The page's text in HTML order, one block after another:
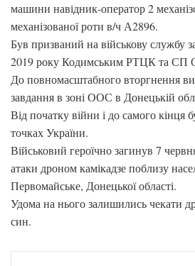
машини навідник-оператор 2
механізованої роти в/ч А2896.
Був призваний на військову службу
2019 року Кодимським РТЦК та СП
До повномасштабного вторгнення
завдання в зоні ООС в Донецькій
Від початку війни і до самого кінця
точках України.
Військовий героїчно загинув 7
атаки дроном камікадзе поблизу
Первомайське, Донецької області.
Удома на нього залишились чекати
син.